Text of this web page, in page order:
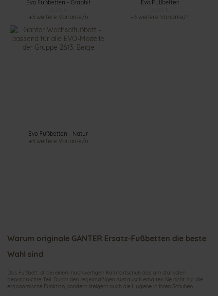
Evo Fußbetten - Graphit
+3 weitere Variante/n
Evo Fußbetten
+3 weitere Variante/n
Evo Fußbetten - Natur
+3 weitere Variante/n
Warum originale GANTER Ersatz-Fußbetten die beste
Wahl sind
Das Fußbett ist bei einem hochwertigen Komfortschuh das am stärksten
beanspruchte Teil. Durch den regelmäßigen Austausch erhalten Sie nicht nur die
ergonomische Funktion, sondern steigern auch die Hygiene in Ihren Schuhen.